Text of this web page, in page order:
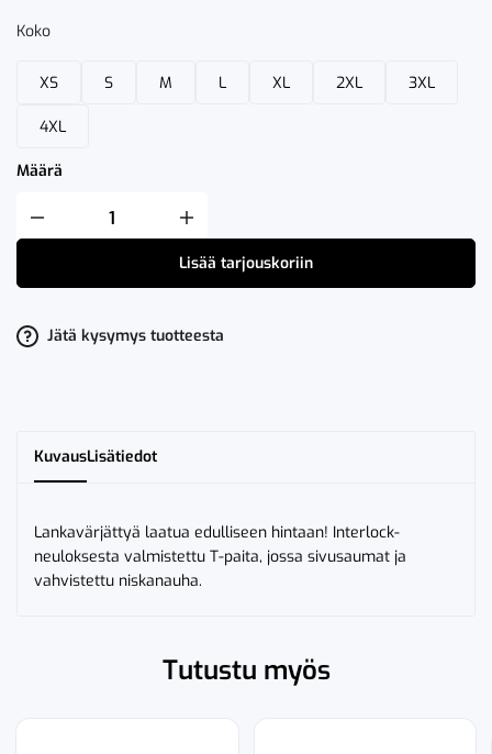
Koko
XS S M L XL 2XL 3XL
4XL
Määrä
Clique
Basic
määrä
Lisää tarjouskoriin
Jätä kysymys tuotteesta
KuvausLisätiedot
Lankavärjättyä laatua edulliseen hintaan! Interlock-
neuloksesta valmistettu T-paita, jossa sivusaumat ja
vahvistettu niskanauha.
Tutustu myös